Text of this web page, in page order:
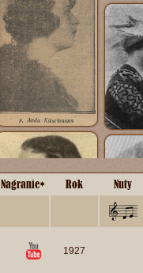
Nagranie* Rok Nuty
1927